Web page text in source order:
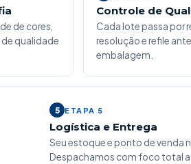
de cores,
qualidade
Controle de
Cada lote passa por
resolução e refile
embalagem.
5 ETAPA 5
Logística e Entrega
Seu estoque e ponto de venda
Despachamos com foco total